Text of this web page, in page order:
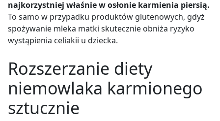
najkorzystniej właśnie w osłonie karmienia piersią.
To samo w przypadku produktów glutenowych, gdyż
spożywanie mleka matki skutecznie obniża ryzyko
wystąpienia celiakii u dziecka.
Rozszerzanie diety
niemowlaka karmionego
sztucznie